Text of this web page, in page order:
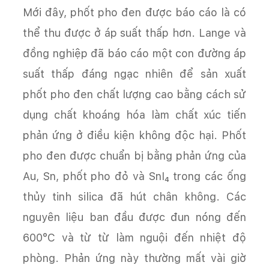
Mới đây, phốt pho đen được báo cáo là có
thể thu được ở áp suất thấp hơn. Lange và
đồng nghiệp đã báo cáo một con đường áp
suất thấp đáng ngạc nhiên để sản xuất
phốt pho đen chất lượng cao bằng cách sử
dụng chất khoáng hóa làm chất xúc tiến
phản ứng ở điều kiện không độc hại. Phốt
pho đen được chuẩn bị bằng phản ứng của
Au, Sn, phốt pho đỏ và SnI₄ trong các ống
thủy tinh silica đã hút chân không. Các
nguyên liệu ban đầu được đun nóng đến
600°C và từ từ làm nguội đến nhiệt độ
phòng. Phản ứng này thường mất vài giờ